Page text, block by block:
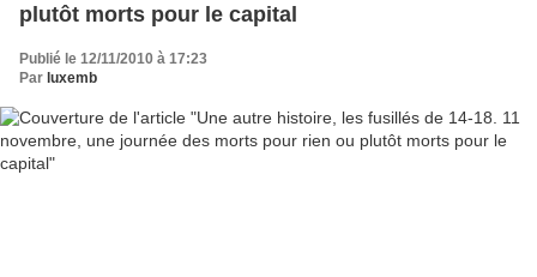
plutôt morts pour le capital
Publié le 12/11/2010 à 17:23
Par luxemb